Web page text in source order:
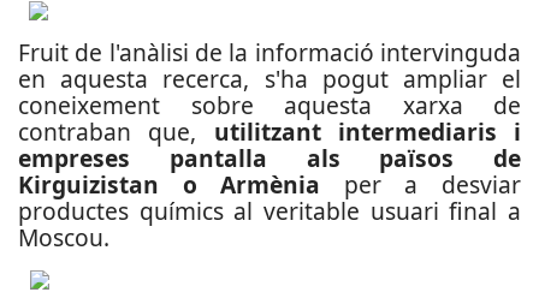
Fruit de l'anàlisi de la informació intervinguda
en aquesta recerca, s'ha pogut ampliar el
coneixement sobre aquesta xarxa de
contraban que, utilitzant intermediaris i
empreses pantalla als països de
Kirguizistan o Armènia per a desviar
productes químics al veritable usuari final a
Moscou.